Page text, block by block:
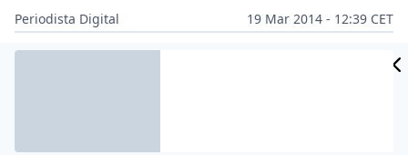
Periodista Digital
19 Mar 2014 - 12:39 CET
Archivado en: AUDI FEDERICO JIMÉNEZ LOSANTOS